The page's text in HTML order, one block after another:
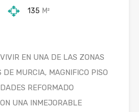
135 M²
EN UNA DE LAS ZONAS
MURCIA, MAGNIFICO PISO
REFORMADO
UNA INMEJORABLE